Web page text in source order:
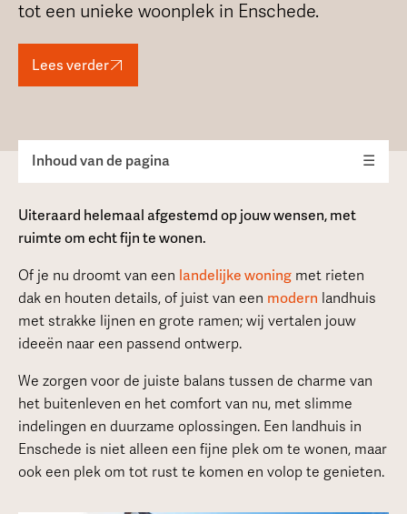
tot een unieke woonplek in Enschede.
Lees verder
Inhoud van de pagina ☰
Uiteraard helemaal afgestemd op jouw wensen, met
ruimte om echt fijn te wonen.
Of je nu droomt van een landelijke woningmet rieten
dak en houten details, of juist van een modern landhuis
met strakke lijnen en grote ramen; wij vertalen jouw
ideeën naar een passend ontwerp.
We zorgen voor de juiste balans tussen de charme van
het buitenleven en het comfort van nu, met slimme
indelingen en duurzame oplossingen. Een landhuis in
Enschede is niet alleen een fijne plek om te wonen, maar
ook een plek om tot rust te komen en volop te genieten.